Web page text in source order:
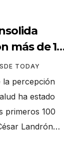
más de 12
100 días
TODAY
la percepción
ha estado
primeros 100
Landrón…